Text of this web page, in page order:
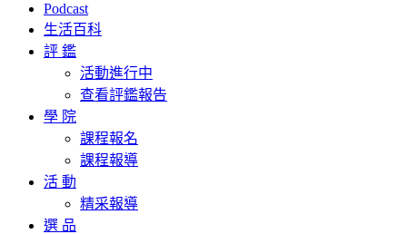
Podcast
生活百科
評 鑑
活動進行中
查看評鑑報告
學 院
課程報名
課程報導
活 動
精采報導
選 品